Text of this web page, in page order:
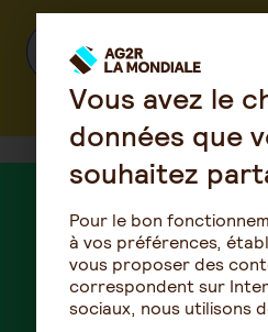
Découvrez la
Vous avez le
données que
souhaitez
Pour le bon
à vos préférences,
vous proposer des
correspondent sur
sociaux, nous utilisons